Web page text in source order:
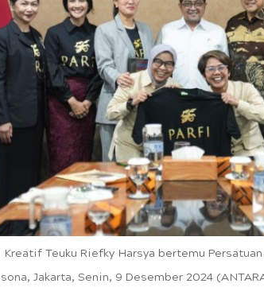
Teuku Riefky Harsya bertemu
Jakarta, Senin, 9 Desember 2024